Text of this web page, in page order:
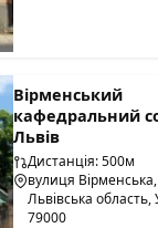
Вірменський
кафедральний
Львів
Дистанція: 500м
вулиця
Львівська область,
79000